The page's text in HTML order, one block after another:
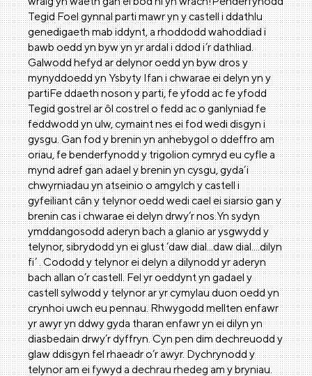
Tegid Foel gynnal parti mawr yn y castell i ddathlu
genedigaeth mab iddynt, a rhoddodd wahoddiad i
bawb oedd yn byw yn yr ardal i ddod i’r dathliad.
Galwodd hefyd ar delynor oedd yn byw dros y
mynyddoedd yn Ysbyty Ifan i chwarae ei delyn yn y
partiFe ddaeth noson y parti, fe yfodd ac fe yfodd
Tegid gostrel ar ôl costrel o fedd ac o ganlyniad fe
feddwodd yn ulw, cymaint nes ei fod wedi disgyn i
gysgu. Gan fod y brenin yn anhebygol o ddeffro am
oriau, fe benderfynodd y trigolion cymryd eu cyfle a
mynd adref gan adael y brenin yn cysgu, gyda’i
chwyrniadau yn atseinio o amgylch y castell i
gyfeiliant cân y telynor oedd wedi cael ei siarsio gan y
brenin cas i chwarae ei delyn drwy’r nos.Yn sydyn
ymddangosodd aderyn bach a glanio ar ysgwydd y
telynor, sibrydodd yn ei glust ‘daw dial...daw dial....dilyn
fi’ . Cododd y telynor ei delyn a dilynodd yr aderyn
bach allan o’r castell. Fel yr oeddynt yn gadael y
castell sylwodd y telynor ar yr cymylau duon oedd yn
crynhoi uwch eu pennau. Rhwygodd mellten enfawr
yr awyr yn ddwy gyda tharan enfawr yn ei dilyn yn
diasbedain drwy’r dyffryn. Cyn pen dim dechreuodd y
glaw ddisgyn fel rhaeadr o’r awyr. Dychrynodd y
telynor am ei fywyd a dechrau rhedeg am y bryniau.